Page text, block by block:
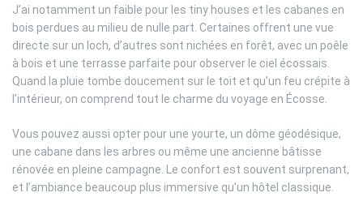
J’ai notamment un faible pour les tiny houses et les cabanes en
bois perdues au milieu de nulle part. Certaines offrent une vue
directe sur un loch, d’autres sont nichées en forêt, avec un poêle
à bois et une terrasse parfaite pour observer le ciel écossais.
Quand la pluie tombe doucement sur le toit et qu’un feu crépite à
l’intérieur, on comprend tout le charme du voyage en Écosse.
Vous pouvez aussi opter pour une yourte, un dôme géodésique,
une cabane dans les arbres ou même une ancienne bâtisse
rénovée en pleine campagne. Le confort est souvent surprenant,
et l’ambiance beaucoup plus immersive qu’un hôtel classique.